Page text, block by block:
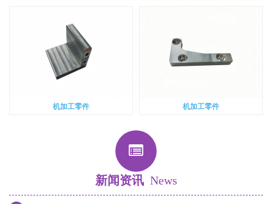
机加工零件 机加工零件
新闻资讯 News